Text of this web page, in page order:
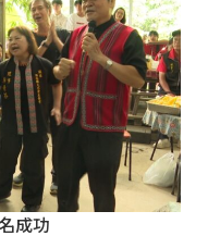
成功